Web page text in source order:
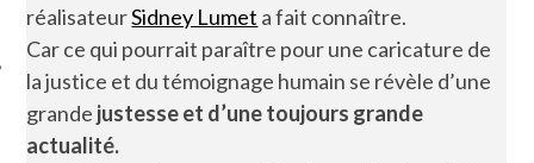
QUI MARCHE
réalisateurSidney Lumet a fait connaître.
Car ce qui pourrait paraître pour une caricature de
la justice et du témoignage humain se révèle d’une
grande justesse et d’une toujours grande
actualité.